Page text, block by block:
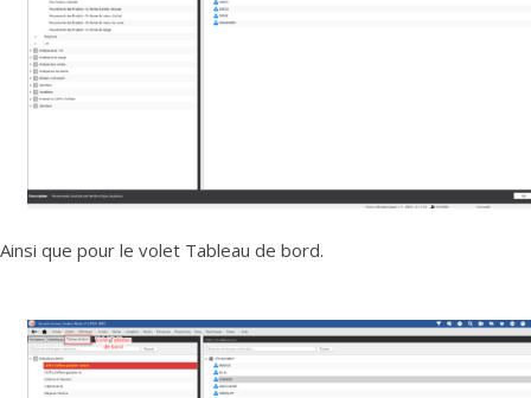
Ainsi que pour le volet Tableau de bord.